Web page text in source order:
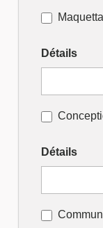
Détails
Détails